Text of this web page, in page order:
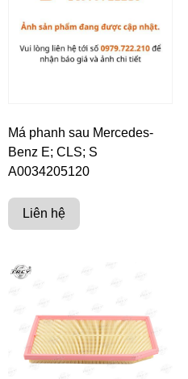
Má phanh sau Mercedes-
Benz E; CLS; S
A0034205120
Liên hệ